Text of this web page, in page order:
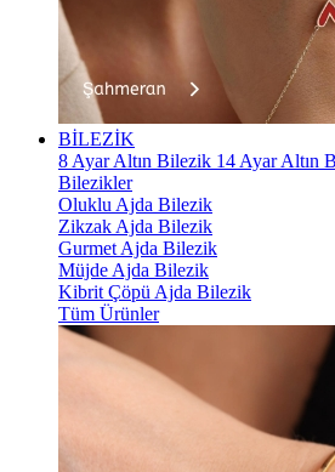
BİLEZİK
8 Ayar Altın Bilezik 14 Ayar Altın
Bilezikler
Oluklu Ajda Bilezik
Zikzak Ajda Bilezik
Gurmet Ajda Bilezik
Müjde Ajda Bilezik
Kibrit Çöpü Ajda Bilezik
Tüm Ürünler